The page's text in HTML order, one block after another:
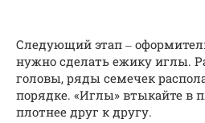
Следующий этап ‒
нужно сделать ежику иглы.
головы, ряды семечек
порядке. «Иглы» втыкайте в
плотнее друг к другу.